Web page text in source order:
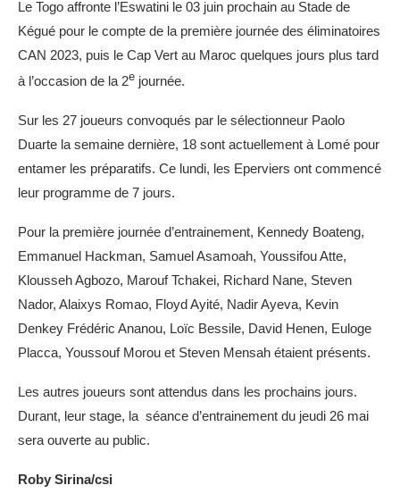
Le Togo affronte l’Eswatini le 03 juin prochain au Stade de
Kégué pour le compte de la première journée des éliminatoires
CAN 2023, puis le Cap Vert au Maroc quelques jours plus tard
à l’occasion de la 2e journée.
Sur les 27 joueurs convoqués par le sélectionneur Paolo
Duarte la semaine dernière, 18 sont actuellement à Lomé pour
entamer les préparatifs. Ce lundi, les Eperviers ont commencé
leur programme de 7 jours.
Pour la première journée d’entrainement, Kennedy Boateng,
Emmanuel Hackman, Samuel Asamoah, Youssifou Atte,
Klousseh Agbozo, Marouf Tchakei, Richard Nane, Steven
Nador, Alaixys Romao, Floyd Ayité, Nadir Ayeva, Kevin
Denkey Frédéric Ananou, Loïc Bessile, David Henen, Euloge
Placca, Youssouf Morou et Steven Mensah étaient présents.
Les autres joueurs sont attendus dans les prochains jours.
Durant, leur stage, la séance d’entrainement du jeudi 26 mai
sera ouverte au public.
Roby Sirina/csi